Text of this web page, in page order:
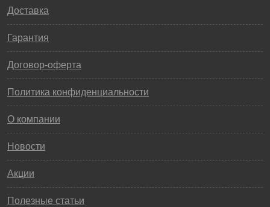
Доставка
Гарантия
Договор-оферта
Политика конфиденциальности
О компании
Новости
Акции
Полезные статьи